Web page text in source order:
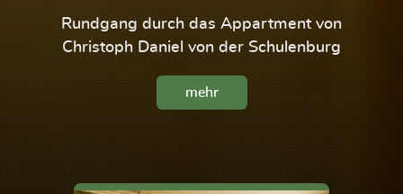
Rundgang durch das Appartment von
Christoph Daniel von der Schulenburg
mehr